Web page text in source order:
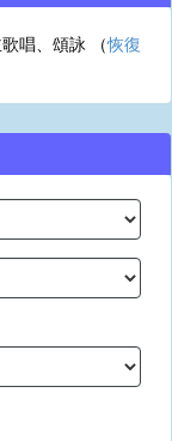
唱、頌詠 （恢復